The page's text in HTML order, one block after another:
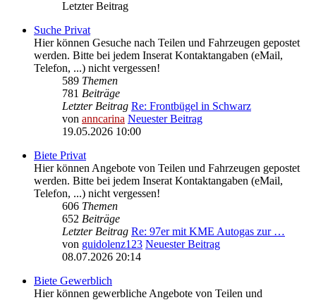
Letzter Beitrag
Suche Privat
Hier können Gesuche nach Teilen und Fahrzeugen gepostet
werden. Bitte bei jedem Inserat Kontaktangaben (eMail,
Telefon, ...) nicht vergessen!
589 Themen
781 Beiträge
Letzter Beitrag Re: Frontbügel in Schwarz
von anncarina Neuester Beitrag
19.05.2026 10:00
Biete Privat
Hier können Angebote von Teilen und Fahrzeugen gepostet
werden. Bitte bei jedem Inserat Kontaktangaben (eMail,
Telefon, ...) nicht vergessen!
606 Themen
652 Beiträge
Letzter Beitrag Re: 97er mit KME Autogas zur …
von guidolenz123 Neuester Beitrag
08.07.2026 20:14
Biete Gewerblich
Hier können gewerbliche Angebote von Teilen und